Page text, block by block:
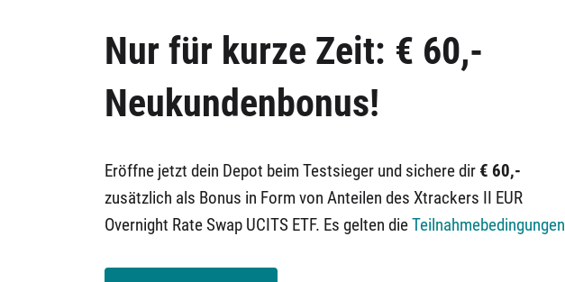
Nur für kurze Zeit: € 60,-
Neukundenbonus!
Eröffne jetzt dein Depot beim Testsieger und sichere dir € 60,-
zusätzlich als Bonus in Form von Anteilen des Xtrackers II EUR
Overnight Rate Swap UCITS ETF. Es gelten dieTeilnahmebedingungen